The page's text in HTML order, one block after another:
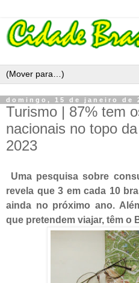
domingo, 15 de janeiro de
Turismo | 87% tem
nacionais no topo
2023
Uma pesquisa sobre
revela que 3 em cada 10
ainda no próximo ano.
que pretendem viajar, têm o